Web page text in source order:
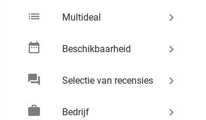
list Multideal keyboard_arrow_right
date_range Beschikbaarheid keyboard_arrow_right
chat Selectie van recensies keyboard_arrow_right
work Bedrijf keyboard_arrow_right